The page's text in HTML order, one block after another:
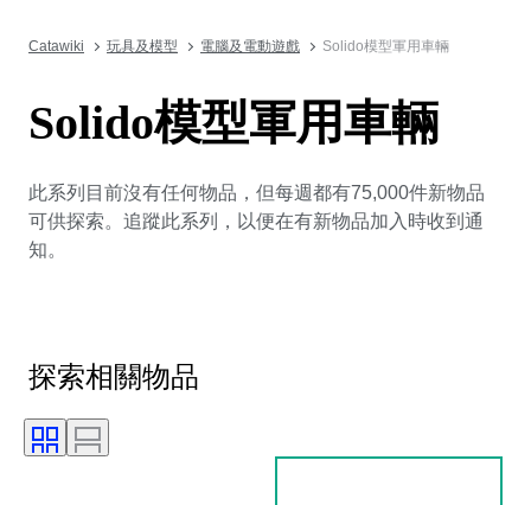
Catawiki 玩具及模型 電腦及電動遊戲 Solido模型軍用車輛
Solido模型軍用車輛
此系列目前沒有任何物品，但每週都有75,000件新物品
可供探索。追蹤此系列，以便在有新物品加入時收到通
知。
探索相關物品